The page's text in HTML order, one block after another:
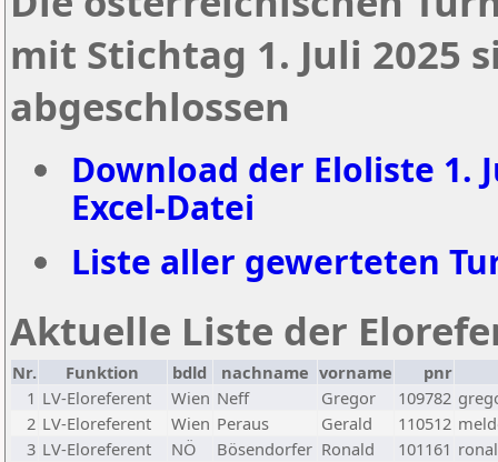
mit Stichtag 1. Juli 2025
abgeschlossen
Download der Eloliste 1.
Excel-Datei
Liste aller gewerteten
Aktuelle Liste der
Nr. Funktion bdld nachname vorname
pnr
1 LV-Eloreferent Wien Neff Gregor 109782
2 LV-Eloreferent Wien Peraus Gerald 110512
3 LV-Eloreferent NÖ Bösendorfer Ronald 101161